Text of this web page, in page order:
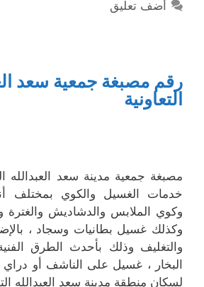
أضف تعليق
رقم مصبغة جمعية سعد
التعاونية
مصبغة جمعية مدينة سعد العبدالله
خدمات الغسيل والكوي بمختلف
وكوي الملابس والدشاديش والغترة
وكذلك غسيل بطانيات وسجاد ،
والتغليف وذلك بأحدث الطرق
البخار ، غسيل على الناشف أو
لسكان منطقة مدينة سعد العبدالله